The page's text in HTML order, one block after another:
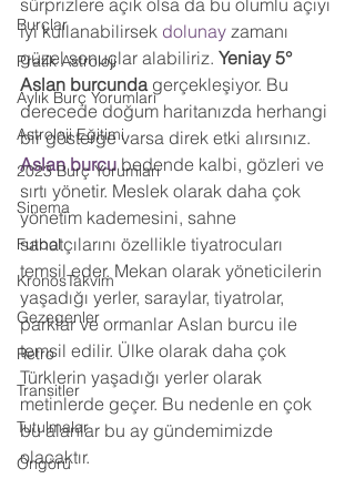
Burçlar
Pratik Astroloji
Aylık Burç Yorumları
Astroloji Eğitimi
2023 Burç Yorumları
Sinema
Futbol
KronosTakvim
Gezegenler
Retro
Transitler
Tutulmalar
Öngörü
sürprizlere açık olsa da bu olumlu açıyı
iyi kullanabilirsek dolunay zamanı
güzel sonuçlar alabiliriz. Yeniay 5°
Aslan burcunda gerçekleşiyor. Bu
derecede doğum haritanızda herhangi
bir gösterge varsa direk etki alırsınız.
Aslan burcu bedende kalbi, gözleri ve
sırtı yönetir. Meslek olarak daha çok
yönetim kademesini, sahne
sanatçılarını özellikle tiyatrocuları
temsil eder. Mekan olarak yöneticilerin
yaşadığı yerler, saraylar, tiyatrolar,
parklar ve ormanlar Aslan burcu ile
temsil edilir. Ülke olarak daha çok
Türklerin yaşadığı yerler olarak
metinlerde geçer. Bu nedenle en çok
bu alanlar bu ay gündemimizde
olacaktır.